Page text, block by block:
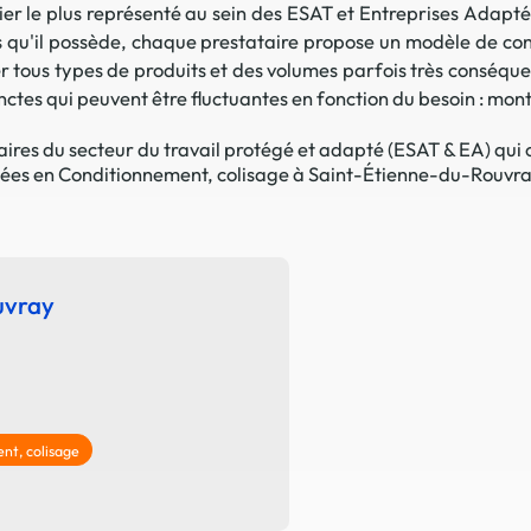
La promotion de vos
Cultiver son réseau
Le Club Partenaires
Je communique
le plus représenté au sein des ESAT et Entreprises
possède, chaque prestataire propose un modèle de
types de produits et des volumes parfois très
qui peuvent être fluctuantes en fonction du besoin :
du secteur du travail protégé et adapté (ESAT & EA) qui
en Conditionnement, colisage à Saint-Étienne-du-
colisage